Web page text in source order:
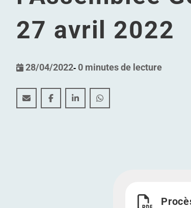
27 avril 2022
28/04/2022- 0 minutes de lecture
Procès-verbal de l’Assemblée Générale
Procès-verbal de l’Assemblée
Procès-verbal de
Procès-verbal de